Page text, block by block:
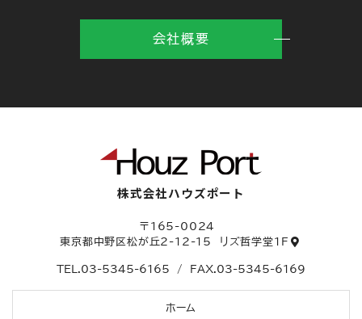
会社概要
株式会社ハウズポート
〒165-0024
東京都中野区松が丘2-12-15 リズ哲学堂1F
TEL.03-5345-6165 / FAX.03-5345-6169
ホーム